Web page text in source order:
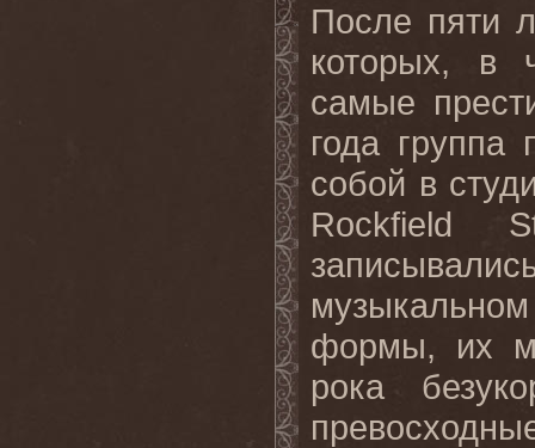
После пяти
которых, в
самые
года группа
собой в
Rockfield
формы, их
рока